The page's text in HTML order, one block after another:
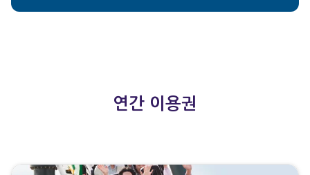
연간 이용권